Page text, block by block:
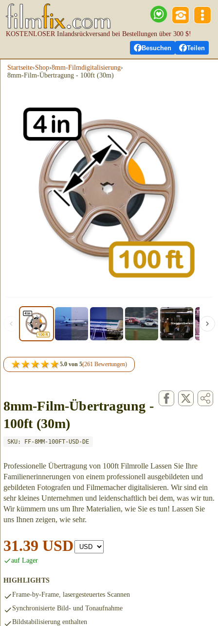
Besuchen Teilen
KOSTENLOSER Inlandsrückversand bei Bestellungen über 300 $!
Startseite›Shop›8mm-Filmdigitalisierung›
8mm-Film-Übertragung - 100ft (30m)
5.0 von 5(261 Bewertungen)
8mm-Film-Übertragung -
100ft (30m)
SKU: FF-8MM-100FT-USD-DE
Professionelle Übertragung von 100ft Filmrolle Lassen Sie Ihre
Familienerinnerungen von einem professionell ausgebildeten und
gebildeten Fotografen und Filmemacher digitalisieren. Wir sind ein
sehr kleines Unternehmen und leidenschaftlich bei dem, was wir tun.
Wir kümmern uns um Ihre Materialien, wie Sie es tun! Lassen Sie
uns Ihnen zeigen, wie sehr.
31.39 USD
auf Lager
HIGHLIGHTS
Frame-by-Frame, lasergesteuertes Scannen
Synchronisierte Bild- und Tonaufnahme
Bildstabilisierung enthalten